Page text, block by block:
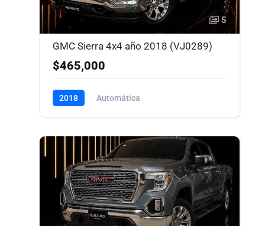
5
GMC Sierra 4x4 año 2018 (VJ0289)
$465,000
2018 Automática